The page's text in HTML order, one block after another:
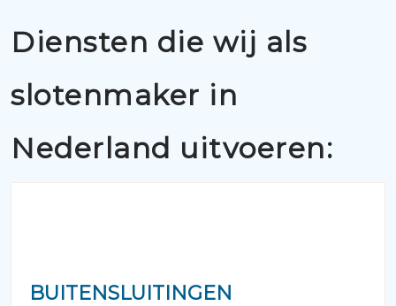
Diensten die wij als
slotenmaker in
Nederland uitvoeren:
BUITENSLUITINGEN